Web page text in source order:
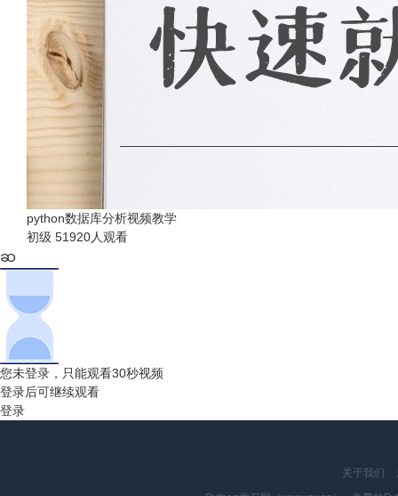
python数据库分析视频教学
初级 51920人观看
您未登录，只能观看30秒视频
登录后可继续观看
登录
关于我们